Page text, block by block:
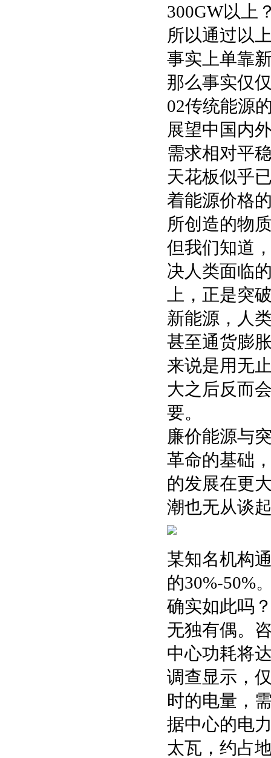
300GW以上
所以通过以
事实上单靠
那么事实仅
02传统能源
展望中国内
需求相对平
天花板似乎
着能源价格
所创造的物
但我们知道
决人类面临
上，正是突
新能源，人
甚至通货膨
来说是用无
大之后反而
要。
廉价能源与
革命的基础
的发展在更
潮也无从谈
某知名机构
的30%-50%
确实如此吗
无独有偶。
中心功耗将
调查显示，
时的电量，
据中心的电
太瓦，约占